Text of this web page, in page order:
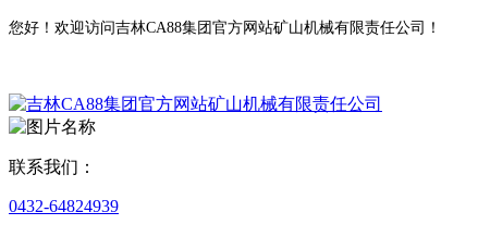
您好！欢迎访问吉林CA88集团官方网站矿山机械有限责任公司！
联系我们：
0432-64824939